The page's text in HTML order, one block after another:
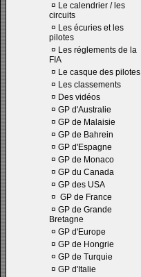
¤ Le calendrier / les
circuits
¤ Les écuries et les
pilotes
¤ Les réglements de la
FIA
¤ Le casque des pilotes
¤ Les classements
¤ Des vidéos
¤ GP d'Australie
¤ GP de Malaisie
¤ GP de Bahrein
¤ GP d'Espagne
¤ GP de Monaco
¤ GP du Canada
¤ GP des USA
¤ GP de France
¤ GP de Grande
Bretagne
¤ GP d'Europe
¤ GP de Hongrie
¤ GP de Turquie
¤ GP d'Italie